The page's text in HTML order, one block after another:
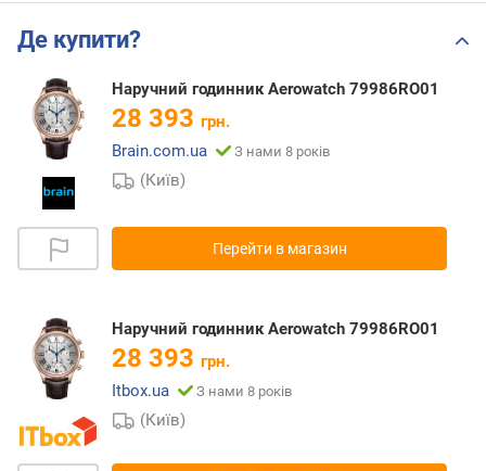
Де купити?
Наручний годинник Aerowatch 79986RO01
28 393 грн.
Brain.com.ua
З нами 8 років
(Київ)
Перейти в магазин
Наручний годинник Aerowatch 79986RO01
28 393 грн.
Itbox.ua
З нами 8 років
(Київ)